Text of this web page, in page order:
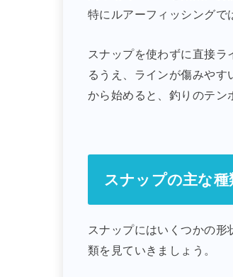
特にルアーフィッシングで
スナップを使わずに直接
るうえ、ラインが傷みや
から始めると、釣りのテン
スナップの主な種
スナップにはいくつかの
類を見ていきましょう。